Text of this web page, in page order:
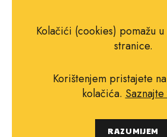
Uvjeti korištenja
Pravila
Impressum
Copyright © 2010.-2021.
Kolačići (cookies) pomažu
stranice.
Korištenjem pristajete
kolačića.
RAZUMIJEM